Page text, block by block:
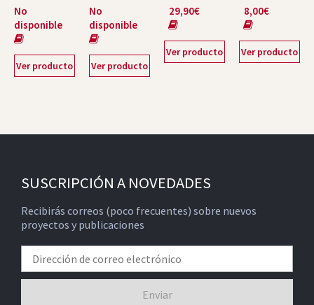
Barca.
sacramental
de Pedro
Barca(2001)
Núm. 7
No
disponible
Ver producto
Español Núm.
No
disponible
Ver producto
29,90€
Ver producto
(2010)
Música
7
8,00€
Ver producto
SUSCRIPCIÓN A NOVEDADES
Recibirás correos (poco frecuentes) sobre nuevos
proyectos y publicaciones